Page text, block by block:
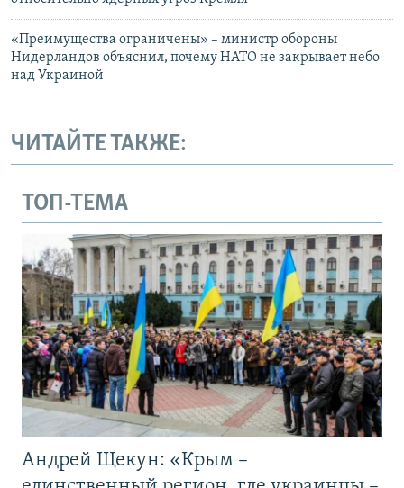
«Преимущества ограничены» – министр обороны
Нидерландов объяснил, почему НАТО не закрывает небо
над Украиной
ЧИТАЙТЕ ТАКЖЕ:
ТОП-ТЕМА
Андрей Щекун: «Крым –